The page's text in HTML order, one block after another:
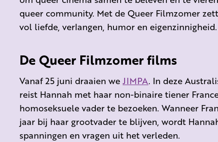
queer community. Met de Queer Filmzomer
vol liefde, verlangen, humor en eigenzinnigheid.
De Queer Filmzomer films
Vanaf 25 juni draaien weJIMPA. In deze
reist Hannah met haar non-binaire tiener
homoseksuele vader te bezoeken. Wanneer
jaar bij haar grootvader te blijven, wordt
spanningen en vragen uit het verleden.